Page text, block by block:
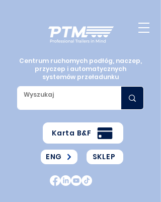
Centrum ruchomych podłóg, naczep,
przyczep i automatycznych
systemów przeładunku
Karta B&F
ENG SKLEP